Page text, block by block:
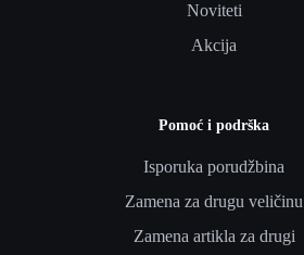
Noviteti
Akcija
Pomoć i podrška
Isporuka porudžbina
Zamena za drugu veličinu
Zamena artikla za drugi